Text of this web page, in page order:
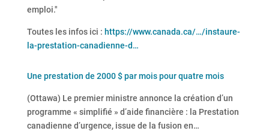
emploi."
Toutes les infos ici : https://www.canada.ca/…/instaure-
la-prestation-canadienne-d…
Une prestation de 2000 $ par mois pour quatre mois
(Ottawa) Le premier ministre annonce la création d’un
programme « simplifié » d’aide financière : la Prestation
canadienne d’urgence, issue de la fusion en…